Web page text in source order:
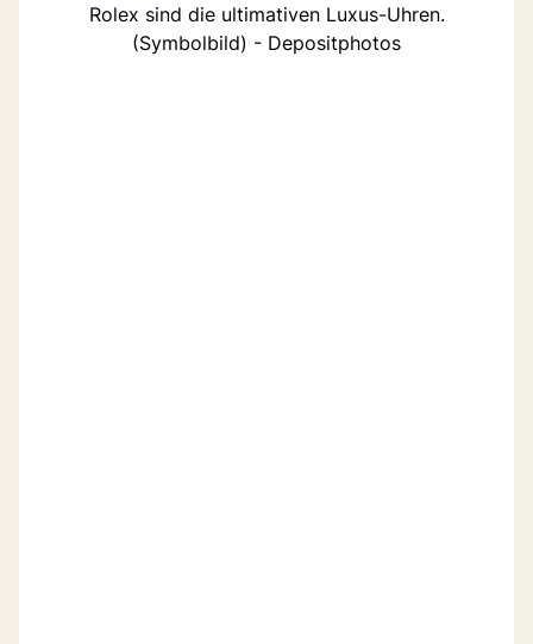
Rolex sind die ultimativen Luxus-Uhren.
(Symbolbild) - Depositphotos